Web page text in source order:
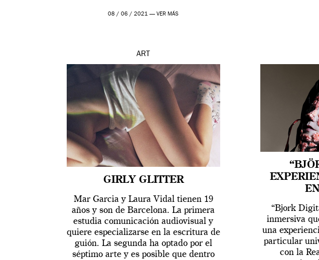
08 / 06 / 2021 —VER MÁS
ART
GIRLY GLITTER
Mar Garcia y Laura Vidal tienen 19
años y son de Barcelona. La primera
estudia comunicación audiovisual y
quiere especializarse en la escritura de
guión. La segunda ha optado por el
séptimo arte y es posible que dentro
“Bjork
inmersiva
una
particular
con la